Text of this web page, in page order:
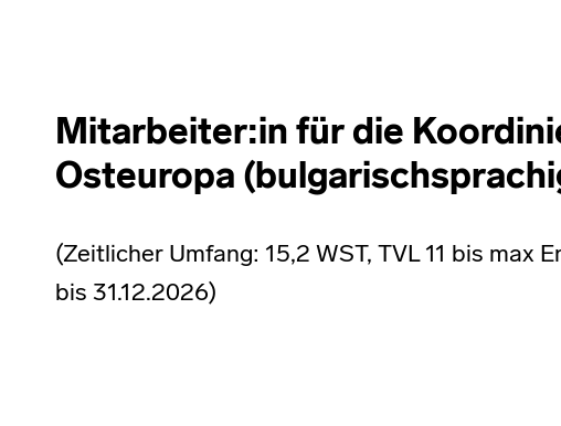
Mitarbeiter:in für die
Osteuropa
(Zeitlicher Umfang: 15,2 WST, TVL 11 bis
bis 31.12.2026)